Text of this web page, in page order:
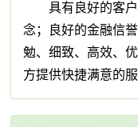
具有良好的客户
念；良好的金融信
勉、细致、高效、
方提供快捷满意的服